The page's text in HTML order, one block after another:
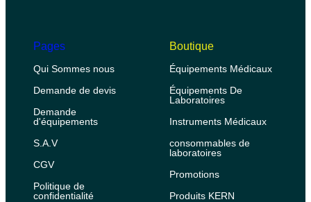
Pages
Qui Sommes nous
Demande de devis
Demande
d'équipements
S.A.V
CGV
Politique de
confidentialité
Boutique
Équipements Médicaux
Équipements De
Laboratoires
Instruments Médicaux
consommables de
laboratoires
Promotions
Produits KERN